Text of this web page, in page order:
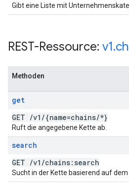
Gibt eine Liste mit
REST-Ressource: v1.
Methoden
get
GET /v1 /{name=chains/*}
Ruft die angegebene Kette ab.
search
GET /v1 /chains:search
Sucht in der Kette basierend auf dem